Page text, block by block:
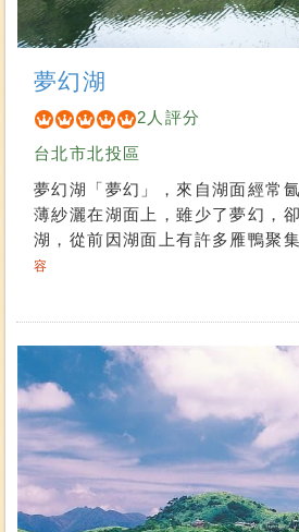
夢幻湖
2人評分
台北市北投區
夢幻湖「夢幻」，來自湖面經常
薄紗灑在湖面上，雖少了夢幻，
湖，從前因湖面上有許多雁鴨聚
容